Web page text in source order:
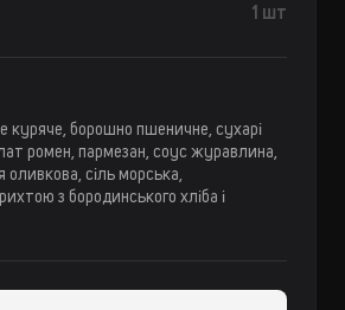
1 шт
куряче, борошно пшеничне, сухарі
ромен, пармезан, соус журавлина,
оливкова, сіль морська,
з бородинського хліба і